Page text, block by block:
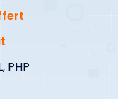
PHP